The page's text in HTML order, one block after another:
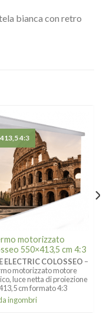
bianca con retro
motorizzato
550×413,5 cm 4:3
ELECTRIC COLOSSEO –
motorizzato motore
luce netta di proiezione
cm formato 4:3
ingombri
4:3